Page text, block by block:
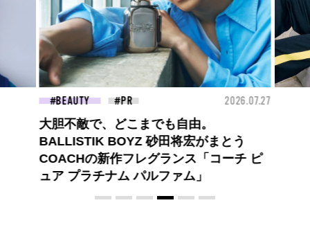
FASHION 2026.07.09
ロエベの新しい世界へようこそ。大胆な
コントラストとレイヤードの先に。装う
喜び、明るいスピリット